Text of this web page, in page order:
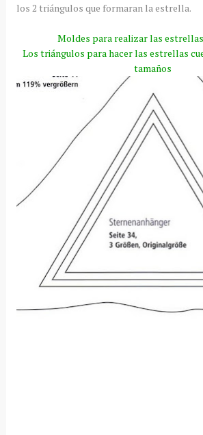
los 2 triángulos que formaran la estrella.
Moldes para realizar las
Lostriángulos para hacer las estrellas
tamaños